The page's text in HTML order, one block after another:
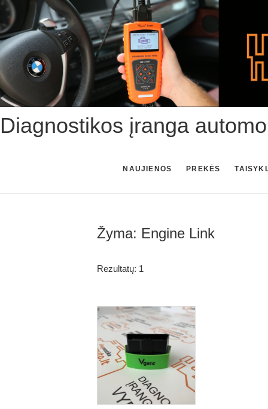
Skip
to
content
Diagnostikos įranga
NAUJIENOS PREKĖS
Žyma: Engine Link
Rezultatų: 1